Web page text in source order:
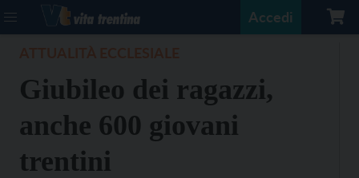
Accedi
Giubileo dei ragazzi,
anche 600 giovani
trentini